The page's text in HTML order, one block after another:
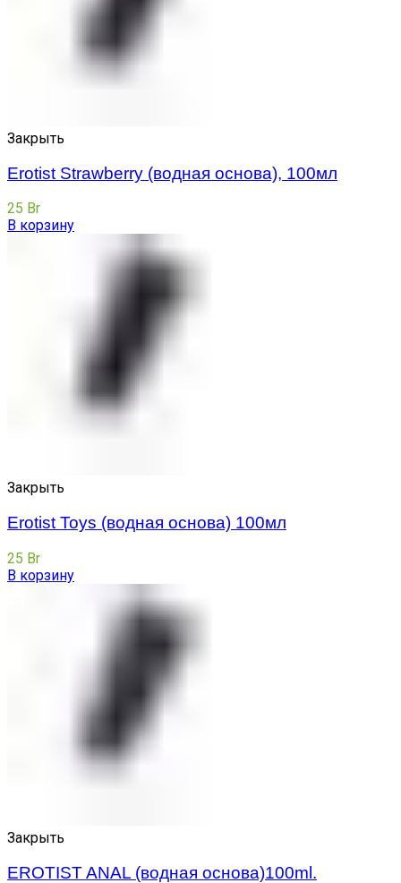
Закрыть
Erotist Strawberry (водная основа), 100мл
25 Br
В корзину
Закрыть
Erotist Toys (водная основа) 100мл
25 Br
В корзину
Закрыть
EROTIST ANAL (водная основа)100ml.